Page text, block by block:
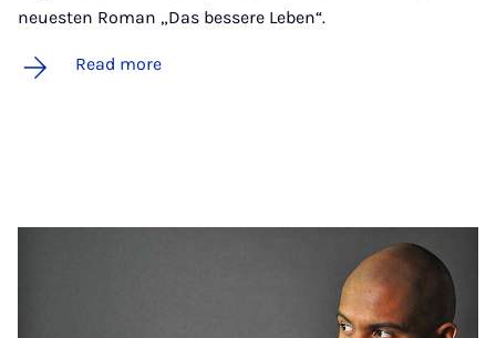
neuesten Roman „Das bessere Leben“.
Read more